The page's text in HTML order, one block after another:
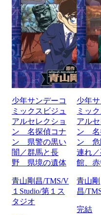
少年サンデーコ
ミックスビジュ
アルセレクショ
ン 名探偵コナ
ン 県警の黒い
闇／群馬と長
野 県境の遺体
青山剛昌/TMS/V
１Studio/第１ス
タジオ
少年
ミッ
アル
ン 名
ン 危
連れ
館、
青山剛
昌/
完結